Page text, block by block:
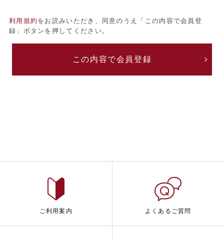
利用規約 をお読みいただき、同意のうえ「この内容で会員登
録」ボタンを押してください。
ご利用案内 よくあるご質問